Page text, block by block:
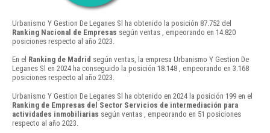
Urbanismo Y Gestion De Leganes Sl ha obtenido la posición 87.752 del
Ranking Nacional de Empresas según ventas , empeorando en 14.820
posiciones respecto al año 2023.
En el Ranking de Madrid según ventas, la empresa Urbanismo Y Gestion De
Leganes Sl en 2024 ha conseguido la posición 18.148 , empeorando en 3.168
posiciones respecto al año 2023.
Urbanismo Y Gestion De Leganes Sl ha obtenido en 2024 la posición 199 en el
Ranking de Empresas del Sector Servicios de intermediación para
actividades inmobiliarias según ventas , empeorando en 51 posiciones
respecto al año 2023.